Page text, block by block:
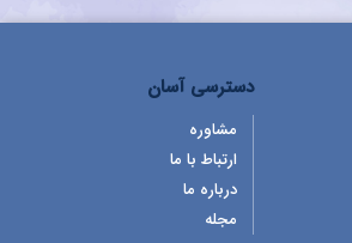
دسترسی آسان
مشاوره
ارتباط با ما
درباره ما
مجله